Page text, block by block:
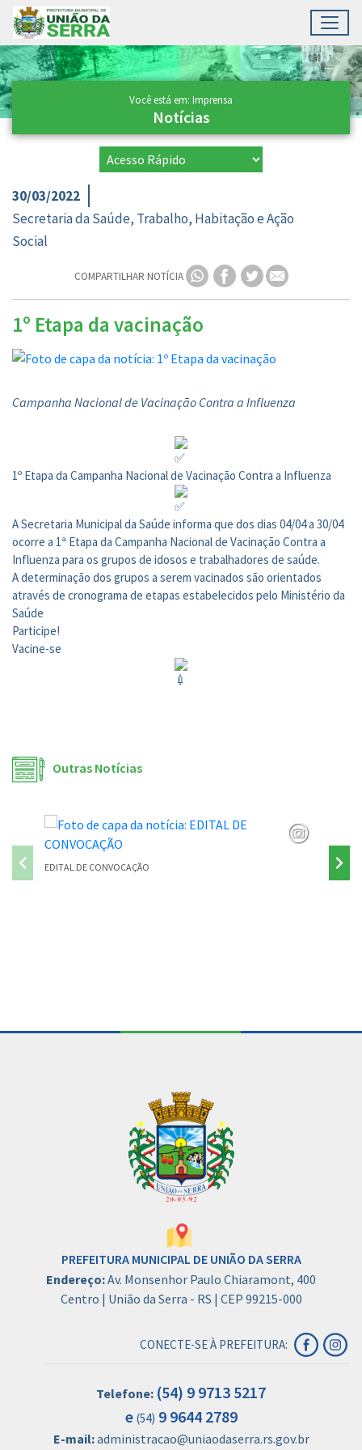
Ir para conteúdo principal
Conteúdo Principal
Você está em: Imprensa
Notícias
30/03/2022
Secretaria da Saúde, Trabalho, Habitação e Ação
Social
COMPARTILHAR NOTÍCIA
1º Etapa da vacinação
Campanha Nacional de Vacinação Contra a Influenza
1º Etapa da Campanha Nacional de Vacinação Contra a Influenza
A Secretaria Municipal da Saúde informa que dos dias 04/04 a 30/04
ocorre a 1ª Etapa da Campanha Nacional de Vacinação Contra a
Influenza para os grupos de idosos e trabalhadores de saúde.
A determinação dos grupos a serem vacinados são orientados
através de cronograma de etapas estabelecidos pelo Ministério da
Saúde
Participe!
Vacine-se
Outras Notícias
EDITAL DE CONVOCAÇÃO PONTE
PREFEITURA MUNICIPAL DE UNIÃO DA SERRA
Endereço:Av. Monsenhor Paulo Chiaramont, 400
Centro | União da Serra - RS | CEP 99215-000
CONECTE-SE À PREFEITURA:
Telefone: (54) 9 9713 5217
e (54) 9 9644 2789
E-mail:administracao@uniaodaserra.rs.gov.br